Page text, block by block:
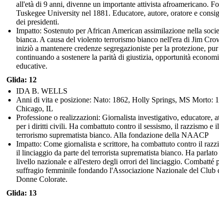
all'età di 9 anni, divenne un importante attivista afroamericano.
Tuskegee University nel 1881. Educatore, autore, oratore e
dei presidenti.
Impatto: Sostenuto per African American assimilazione nella
bianca. A causa del violento terrorismo bianco nell'era di Jim
iniziò a mantenere credenze segregazioniste per la protezione, pur
continuando a sostenere la parità di giustizia, opportunità
educative.
Glida: 12
IDA B. WELLS
Anni di vita e posizione: Nato: 1862, Holly Springs, MS Morto:
Chicago, IL
Professione o realizzazioni: Giornalista investigativo, educatore,
per i diritti civili. Ha combattuto contro il sessismo, il razzismo e il
terrorismo suprematista bianco. Alla fondazione della NAACP
Impatto: Come giornalista e scrittore, ha combattuto contro il
il linciaggio da parte del terrorista suprematista bianco. Ha parlato
livello nazionale e all'estero degli orrori del linciaggio. Combatté
suffragio femminile fondando l'Associazione Nazionale del Club
Donne Colorate.
Glida: 13